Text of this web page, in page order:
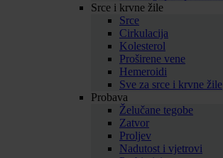
Srce i krvne žile
Srce
Cirkulacija
Kolesterol
Proširene vene
Hemeroidi
Sve za srce i krvne žile
Probava
Želučane tegobe
Zatvor
Proljev
Nadutost i vjetrovi